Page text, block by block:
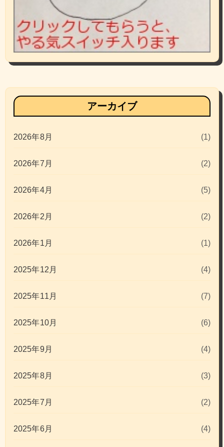
アーカイブ
2026年8月 (1)
2026年7月 (2)
2026年4月 (5)
2026年2月 (2)
2026年1月 (1)
2025年12月 (4)
2025年11月 (7)
2025年10月 (6)
2025年9月 (4)
2025年8月 (3)
2025年7月 (2)
2025年6月 (4)